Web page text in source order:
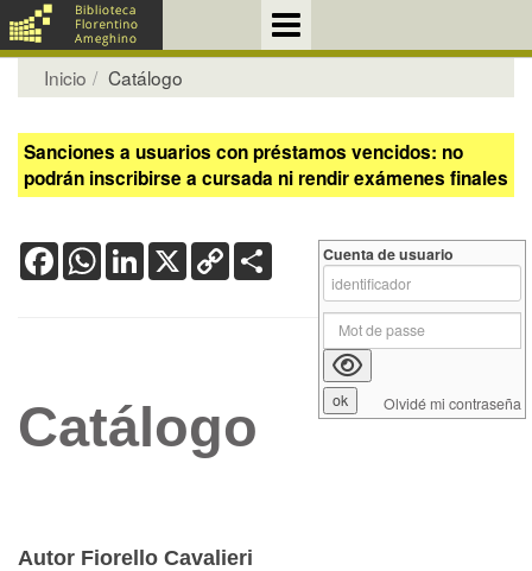
Inicio Catálogo
Sanciones a usuarios con préstamos vencidos: no
podrán inscribirse a cursada ni rendir exámenes finales
FacebookWhatsApp
LinkedIn
X Copy
Link
Catálogo
Autor Fiorello Cavalieri
Cuenta de usuario
Olvidé mi contraseña